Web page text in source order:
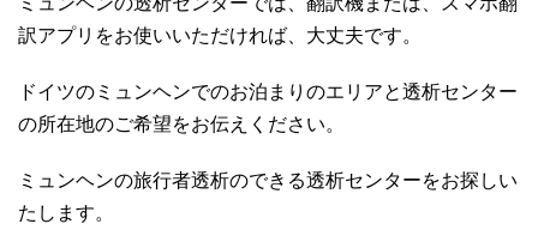
訳アプリをお使いいただければ、大丈夫です。
ドイツのミュンヘンでのお泊まりのエリアと透析センター
の所在地のご希望をお伝えください。
ミュンヘンの旅行者透析のできる透析センターをお探しい
たします。